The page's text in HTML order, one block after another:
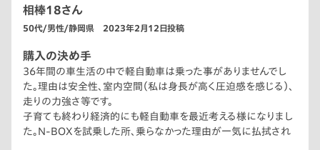
相棒18さん
50代/男性/静岡県 2023年2月12日投稿
購入の決め手
36年間の車生活の中で軽自動車は乗った事がありませんでし
た。理由は安全性、室内空間（私は身長が高く圧迫感を感じる）、
走りの力強さ等です。
子育ても終わり経済的にも軽自動車を最近考える様になりまし
た。N-BOXを試乗した所、乗らなかった理由が一気に払拭され